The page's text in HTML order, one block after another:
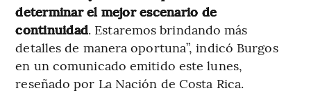
determinar el mejor escenario de
continuidad. Estaremos brindando más
detalles de manera oportuna”, indicó Burgos
en un comunicado emitido este lunes,
reseñado por La Nación de Costa Rica.